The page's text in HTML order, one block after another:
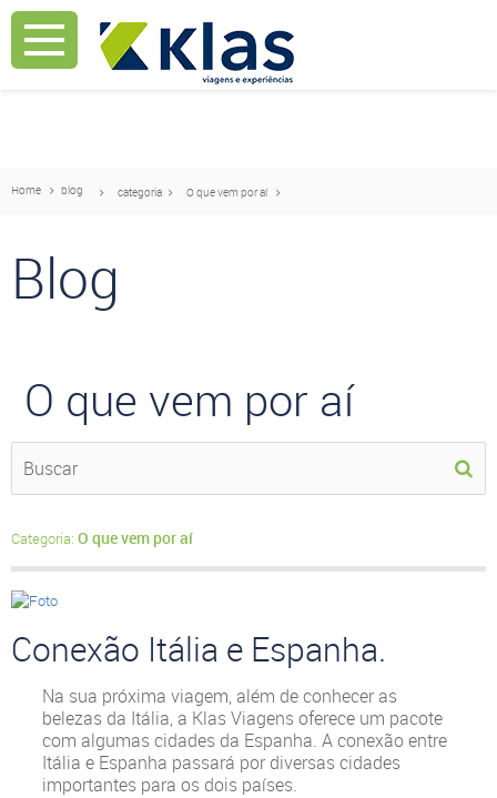
Mostrar Aviso
Home blog categoria O que vem por aí
Blog
O que vem por aí
Categoria: O que vem por aí
Conexão Itália e Espanha.
Na sua próxima viagem, além de conhecer as
belezas da Itália, a Klas Viagens oferece um pacote
com algumas cidades da Espanha. A conexão entre
Itália e Espanha passará por diversas cidades
importantes para os dois países.